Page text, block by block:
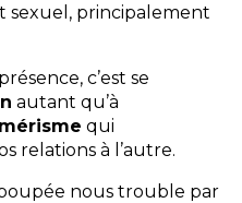
sexuel, principalement
c’est se
autant qu’à
qui
relations à l’autre.
nous trouble par